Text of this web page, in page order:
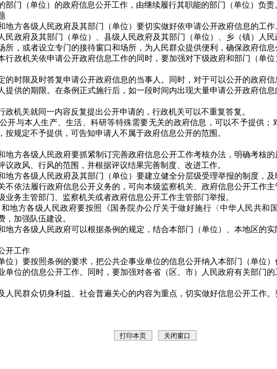
（单位）的政府信息公开工作，由继续履行其职能的部门（单位）负责
各级人民政府及其部门（单位）要切实做好依申请公开政府信息的工作
民政府及其部门（单位）、县级人民政府及其部门（单位）、乡（镇）人
所，或者设立专门的接待窗口和场所，为人民群众提供便利，确保政府信
行政机关依申请公开政府信息工作的同时，要加强对下级政府和部门（单
限及时答复申请公开政府信息的当事人。同时，对于可以公开的政府信
提供的期限。在条例正式施行后，如一段时间内出现大量申请公开政府信
关就同一内容反复提出公开申请的，行政机关可以不重复答复。
与本人生产、生活、科研等特殊需要无关的政府信息，可以不予提供；
规定不予提供，可告知申请人不属于政府信息公开的范围。
方各级人民政府要抓紧制订完善政府信息公开工作考核办法，明确考核的
政风、行风的范围，并根据评议结果完善制度、改进工作。
各级人民政府及其部门（单位）要建立健全分层级受理举报的制度，及
不依法履行政府信息公开义务的，可向本级监察机关、政府信息公开工作
务主管部门、监察机关或者政府信息公开工作主管部门举报。
方各级人民政府要按照《国务院办公厅关于做好施行〈中华人民共和
，加强队伍建设。
方各级人民政府可以根据条例的规定，结合本部门（单位）、本地区的实
开工作
）要按照条例的要求，把公共企事业单位的信息公开纳入本部门（单位）
单位的信息公开工作。同时，要加强对各省（区、市）人民政府有关部门
群众切身利益、社会普遍关心的内容为重点，切实做好信息公开工作。